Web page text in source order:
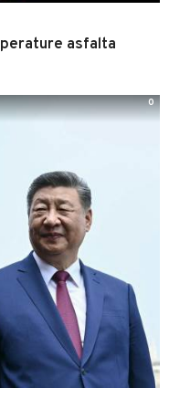
asfalta
0